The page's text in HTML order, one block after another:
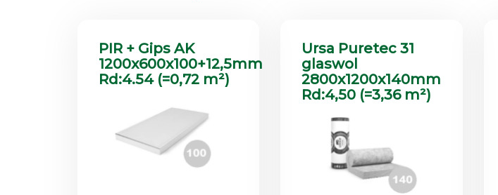
PIR + Gips AK
1200x600x100+12,5mm
Rd:4.54 (=0,72 m²)
Ursa Puretec 31
glaswol
2800x1200x140mm
Rd:4,50 (=3,36 m²)